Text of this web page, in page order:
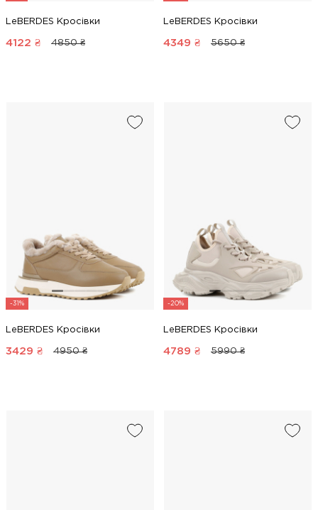
LeBERDES Кросівки
4122 ₴ 4850 ₴
LeBERDES Кросівки
4349 ₴ 5650 ₴
-31%
LeBERDES Кросівки
3429 ₴ 4950 ₴
-20%
LeBERDES Кросівки
4789 ₴ 5990 ₴